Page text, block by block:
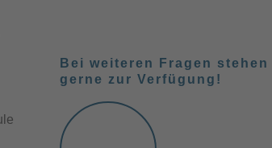
Bei weiteren Fragen
gerne zur Verfügung!